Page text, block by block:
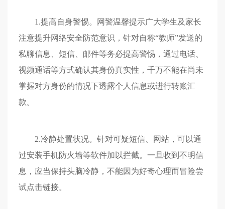
1.提高自身警惕。网警温馨提示广大学生及家长
注意提升网络安全防范意识，针对自称“教师”发送的
私聊信息、短信、邮件等务必提高警惕，通过电话、
视频通话等方式确认其身份真实性，千万不能在尚未
掌握对方身份的情况下透露个人信息或进行转账汇
款。
2.冷静处置状况。针对可疑短信、网站，可以通
过安装手机防火墙等软件加以拦截。一旦收到不明信
息，应当保持头脑冷静，不能因为好奇心理而冒险尝
试点击链接。